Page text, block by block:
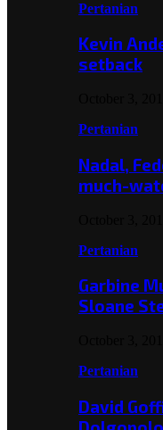
Pertanian
Kevin
setback
Pertanian
Nadal,
much-
Pertanian
Garbine
Sloane
Pertanian
David